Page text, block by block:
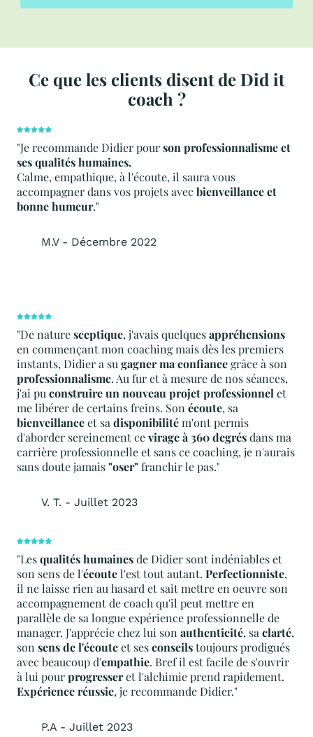
Ce que les clients disent de Did it
coach ?
"Je recommande Didier pourson professionnalisme et
ses qualités humaines.
Calme, empathique, à l'écoute, il saura vous
accompagner dans vos projets avec bienveillance et
bonne humeur."
M.V - Décembre 2022
"De naturesceptique, j'avais quelquesappréhensions
en commençant mon coaching mais dès les premiers
instants, Didier a su gagner ma confiancegrâce à son
professionnalisme. Au fur et à mesure de nos séances,
j'ai pu construire un nouveau projet professionnel et
me libérer de certains freins. Son écoute, sa
bienveillanceet sa disponibilitém'ont permis
d'aborder sereinement cevirage à 360 degrésdans ma
carrière professionnelle et sans ce coaching, je n'aurais
sans doute jamais"oser"franchir le pas."
V. T. - Juillet 2023
"Lesqualités humainesde Didier sont indéniables et
son sens de l'écoutel'est tout autant. Perfectionniste,
il ne laisse rien au hasard et sait mettre en oeuvre son
accompagnement de coach qu'il peut mettre en
parallèle de sa longue expérience professionnelle de
manager. J'apprécie chez lui son authenticité, sa clarté,
son sens de l'écouteet sesconseilstoujours prodigués
avec beaucoup d'empathie. Bref il est facile de s'ouvrir
à lui pourprogresseret l'alchimie prend rapidement.
Expérience réussie, je recommande Didier."
P.A - Juillet 2023